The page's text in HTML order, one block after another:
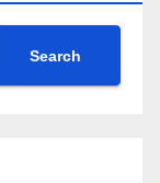
Search